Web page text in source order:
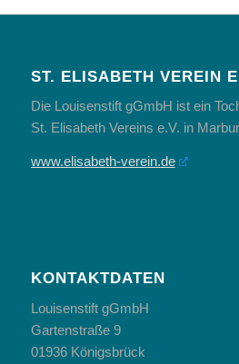
ST. ELISABETH VEREIN
Die Louisenstift gGmbH ist ein
St. Elisabeth Vereins e.V. in
www.elisabeth-verein.de
KONTAKTDATEN
Louisenstift gGmbH
Gartenstraße 9
01936 Königsbrück